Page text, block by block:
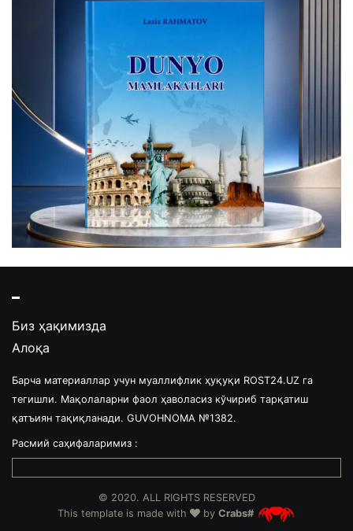
Биз ҳақимизда
Алоқа
Барча материаллар учун муаллифлик ҳуқуқи ROST24.UZ га
тегишли. Мақолаларни фаол ҳаволасиз кўчириб тарқатиш
қатъиян тақиқланади. GUVOHNOMA №1382.
Расмий саҳифаларимиз :
© 2020. ALL RIGHTS RESERVED
This template is made with
by Crabs#